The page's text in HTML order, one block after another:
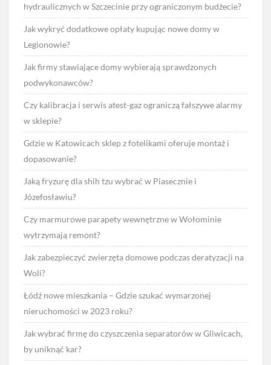
hydraulicznych w Szczecinie przy ograniczonym budżecie?
Jak wykryć dodatkowe opłaty kupując nowe domy w
Legionowie?
Jak firmy stawiające domy wybierają sprawdzonych
podwykonawców?
Czy kalibracja i serwis atest-gaz ograniczą fałszywe alarmy
w sklepie?
Gdzie w Katowicach sklep z fotelikami oferuje montaż i
dopasowanie?
Jaką fryzurę dla shih tzu wybrać w Piasecznie i
Józefosławiu?
Czy marmurowe parapety wewnętrzne w Wołominie
wytrzymają remont?
Jak zabezpieczyć zwierzęta domowe podczas deratyzacji na
Woli?
Łódź nowe mieszkania – Gdzie szukać wymarzonej
nieruchomości w 2023 roku?
Jak wybrać firmę do czyszczenia separatorów w Gliwicach,
by uniknąć kar?